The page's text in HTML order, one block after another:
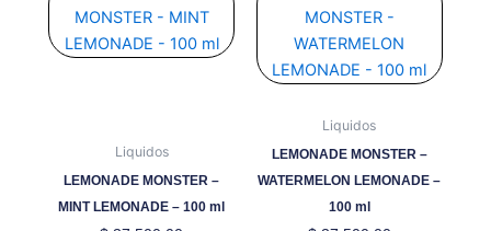
Liquidos
LEMONADE MONSTER –
MINT LEMONADE – 100 ml
producto
tiene
opciones
se
pueden
elegir
Liquidos
LEMONADE MONSTER –
WATERMELON LEMONADE –
100 ml
producto
tiene
múltiples
Las
opciones
se
pueden
elegir